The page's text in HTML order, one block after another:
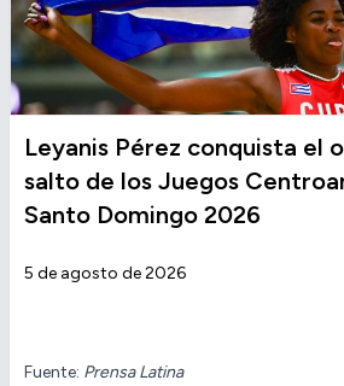
Leyanis Pérez conquista el
salto de los Juegos
Santo Domingo 2026
5 de agosto de 2026
Fuente: Prensa Latina